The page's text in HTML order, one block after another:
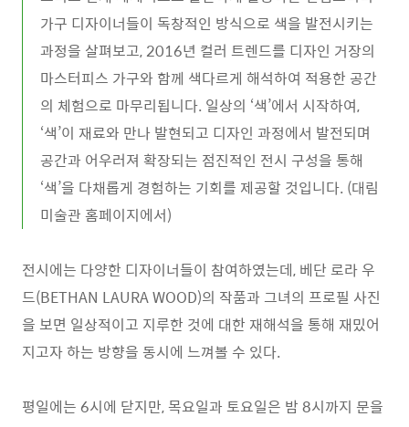
가구 디자이너들이 독창적인 방식으로 색을 발전시키는
과정을 살펴보고, 2016년 컬러 트렌드를 디자인 거장의
마스터피스 가구와 함께 색다르게 해석하여 적용한 공간
의 체험으로 마무리됩니다. 일상의 ‘색’에서 시작하여,
‘색’이 재료와 만나 발현되고 디자인 과정에서 발전되며
공간과 어우러져 확장되는 점진적인 전시 구성을 통해
‘색’을 다채롭게 경험하는 기회를 제공할 것입니다. (대림
미술관 홈페이지에서)
전시에는 다양한 디자이너들이 참여하였는데, 베단 로라 우
드(BETHAN LAURA WOOD)의 작품과 그녀의 프로필 사진
을 보면 일상적이고 지루한 것에 대한 재해석을 통해 재밌어
지고자 하는 방향을 동시에 느껴볼 수 있다.
평일에는 6시에 닫지만, 목요일과 토요일은 밤 8시까지 문을